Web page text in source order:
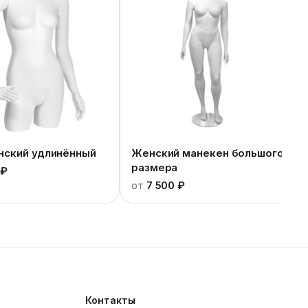
удлинённый
Женский манекен большого
размера
от 7 500 ₽
Контакты